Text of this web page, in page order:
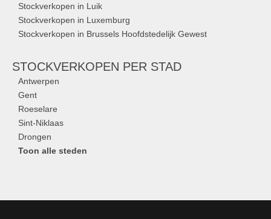
Stockverkopen in Luik
Stockverkopen in Luxemburg
Stockverkopen in Brussels Hoofdstedelijk Gewest
STOCKVERKOPEN PER STAD
Antwerpen
Gent
Roeselare
Sint-Niklaas
Drongen
Toon alle steden